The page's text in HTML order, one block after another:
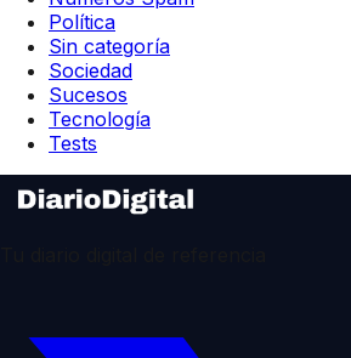
Política
Sin categoría
Sociedad
Sucesos
Tecnología
Tests